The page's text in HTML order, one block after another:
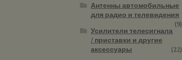
Антенны автомобильные
для радио и телевидения
(9)
Усилители телесигнала
/ приставки и другие
аксессуары
(22)